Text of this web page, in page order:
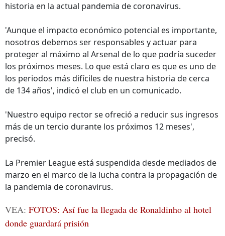
historia en la actual pandemia de coronavirus.
'Aunque el impacto económico potencial es importante,
nosotros debemos ser responsables y actuar para
proteger al máximo al Arsenal de lo que podría suceder
los próximos meses. Lo que está claro es que es uno de
los periodos más difíciles de nuestra historia de cerca
de 134 años', indicó el club en un comunicado.
'Nuestro equipo rector se ofreció a reducir sus ingresos
más de un tercio durante los próximos 12 meses',
precisó.
La Premier League está suspendida desde mediados de
marzo en el marco de la lucha contra la propagación de
la pandemia de coronavirus.
VEA: FOTOS: Así fue la llegada de Ronaldinho al hotel
donde guardará prisión